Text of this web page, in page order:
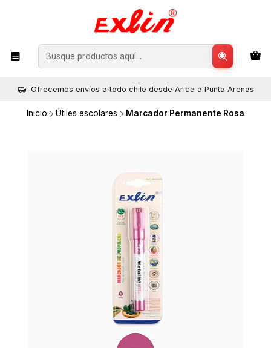
Ofrecemos envíos a todo chile desde Arica a Punta Arenas
Inicio Útiles escolares Marcador Permanente Rosa